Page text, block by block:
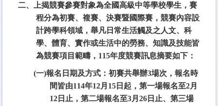
二、上揭競賽參賽對象為全國高級中等學校學生，賽
程分為初賽、複賽、決賽暨國際賽，競賽內容設
計跨學科領域，舉凡日常生活觸及之人文、科
學、體育、實作或生活中的勞務、知識及技能皆
為競賽項目範疇，115年度競賽訊息摘要如下：
(一)報名日期及方式：初賽共舉辦3場次，報名時
間皆由114年12月15日起，第一場報名至2月
12日止，第二場報名至3月26日止、第三場